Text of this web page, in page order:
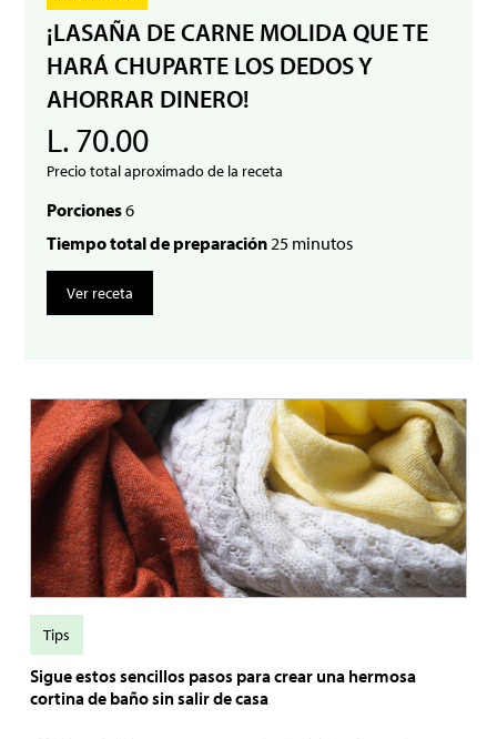
¡LASAÑA DE CARNE MOLIDA QUE TE
HARÁ CHUPARTE LOS DEDOS Y
AHORRAR DINERO!
L. 70.00
Precio total aproximado de la receta
Porciones6
Tiempo total de preparación25 minutos
Ver receta
Sigue estos sencillos pasos para crear una hermosa
cortina de baño sin salir de casa
Tips